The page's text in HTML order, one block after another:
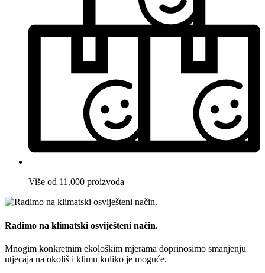
Više od 11.000 proizvoda
Radimo na klimatski osviješteni način.
Mnogim konkretnim ekološkim mjerama doprinosimo smanjenju
utjecaja na okoliš i klimu koliko je moguće.